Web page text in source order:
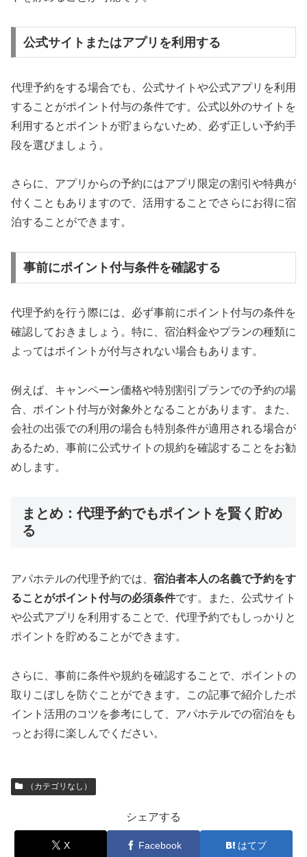
公式サイトまたはアプリを利用する
代理予約をする場合でも、公式サイトや公式アプリを利用
することがポイント付与の条件です。公式以外のサイトを
利用するとポイントが貯まらないため、必ず正しい予約手
段を選びましょう。
さらに、アプリからの予約にはアプリ限定の割引や特典が
付くこともありますので、活用することでさらにお得に宿
泊することができます。
事前にポイント付与条件を確認する
代理予約を行う際には、必ず事前にポイント付与の条件を
確認しておきましょう。特に、宿泊料金やプランの種類に
よってはポイントが付与されない場合もあります。
例えば、キャンペーン価格や特別割引プランでの予約の場
合、ポイント付与が対象外となることがあります。また、
会社の出張での利用の場合も特別条件が適用される場合が
あるため、事前に公式サイトの規約を確認することをお勧
めします。
まとめ：代理予約でもポイントを賢く貯め
る
アパホテルの代理予約では、 宿泊者本人の名義で予約をす
ることがポイント付与の必須条件です。また、公式サイト
や公式アプリを利用することで、代理予約でもしっかりと
ポイントを貯めることができます。
さらに、事前に条件や規約を確認することで、ポイントの
取りこぼしを防ぐことができます。この記事で紹介したポ
イント活用のコツを参考にして、アパホテルでの宿泊をも
っとお得に楽しんでください。
（カテゴリなし）
シェアする
X Facebook はてブ